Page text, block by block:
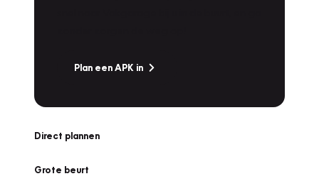
Plan een APK in
Direct plannen
Grote beurt